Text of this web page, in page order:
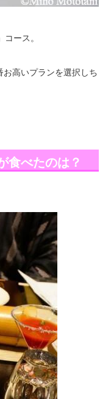
ース。
高いプランを選択しち
食べたのは？